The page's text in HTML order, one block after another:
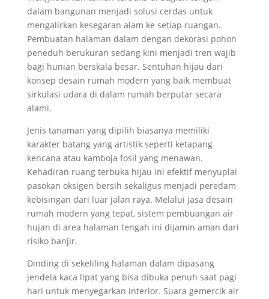
dalam bangunan menjadi solusi cerdas untuk
mengalirkan kesegaran alam ke setiap ruangan.
Pembuatan halaman dalam dengan dekorasi pohon
peneduh berukuran sedang kini menjadi tren wajib
bagi hunian berskala besar. Sentuhan hijau dari
konsep desain rumah modern yang baik membuat
sirkulasi udara di dalam rumah berputar secara
alami.
Jenis tanaman yang dipilih biasanya memiliki
karakter batang yang artistik seperti ketapang
kencana atau kamboja fosil yang menawan.
Kehadiran ruang terbuka hijau ini efektif menyuplai
pasokan oksigen bersih sekaligus menjadi peredam
kebisingan dari luar jalan raya. Melalui jasa desain
rumah modern yang tepat, sistem pembuangan air
hujan di area halaman tengah ini dijamin aman dari
risiko banjir.
Dinding di sekeliling halaman dalam dipasang
jendela kaca lipat yang bisa dibuka penuh saat pagi
hari untuk menyegarkan interior. Suara gemercik air